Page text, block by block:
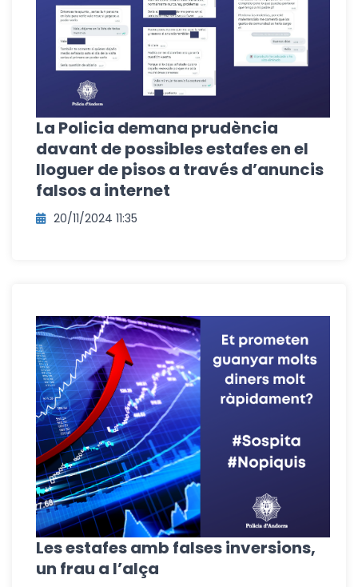
La Policia demana prudència
davant de possibles estafes en el
lloguer de pisos a través d’anuncis
falsos a internet
20/11/2024 11:35
Les estafes amb falses inversions,
un frau a l’alça